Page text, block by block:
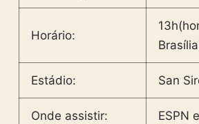
Horário:
Estádio: San
Onde assistir: ESPN